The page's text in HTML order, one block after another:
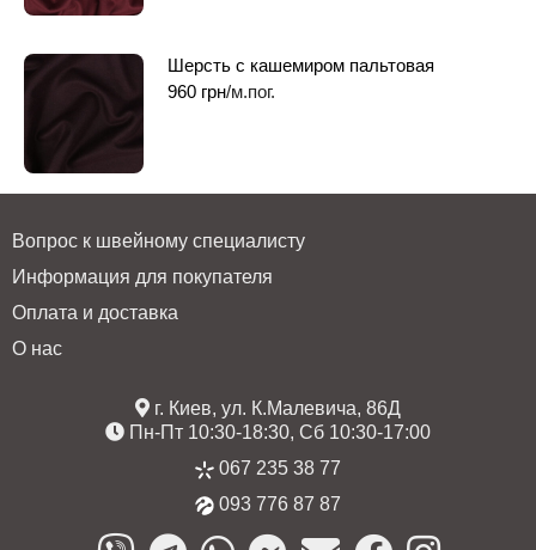
Шерсть c кашемиром пальтовая
960 грн/м.пог.
Вопрос к швейному специалисту
Информация для покупателя
Оплата и доставка
О нас
г. Киев, ул. К.Малевича, 86Д
Пн-Пт 10:30-18:30, Сб 10:30-17:00
067 235 38 77
093 776 87 87